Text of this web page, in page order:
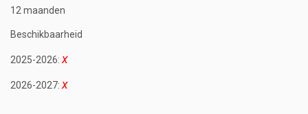
12 maanden
Beschikbaarheid
2025-2026:
2026-2027: